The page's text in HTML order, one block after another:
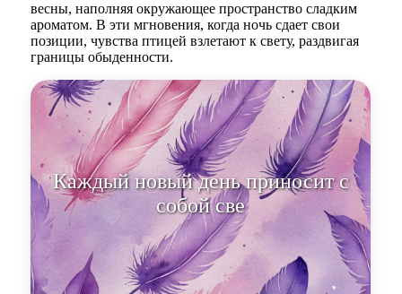
весны, наполняя окружающее пространство сладким
ароматом. В эти мгновения, когда ночь сдает свои
позиции, чувства птицей взлетают к свету, раздвигая
границы обыденности.
Каждый новый день приносит с
собой свежие надежды и мечты.